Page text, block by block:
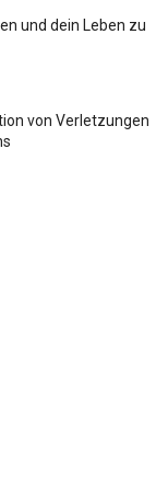
und dein Leben zu
von Verletzungen